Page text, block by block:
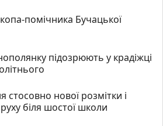
помічника Бучацької
підозрюють у крадіжці
стосовно нової розмітки і
біля шостої школи